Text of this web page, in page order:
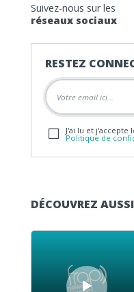
Suivez-nous sur les
réseaux sociaux
RESTEZ
J'ai lu et j'accepte
Politique de
DÉCOUVREZ
Lecteur audio